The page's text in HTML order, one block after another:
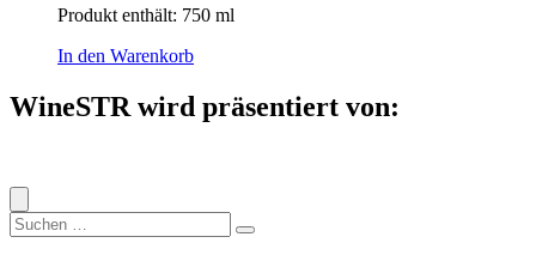
Produkt enthält: 750 ml
In den Warenkorb
WineSTR wird präsentiert von:
Suche
nach: